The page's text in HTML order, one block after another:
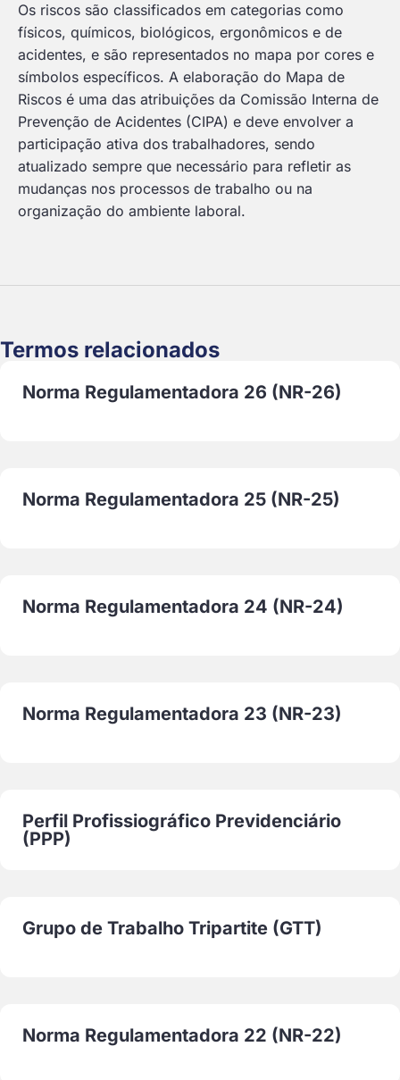
Os riscos são classificados em categorias como
físicos, químicos, biológicos, ergonômicos e de
acidentes, e são representados no mapa por cores e
símbolos específicos. A elaboração do Mapa de
Riscos é uma das atribuições da Comissão Interna de
Prevenção de Acidentes (CIPA) e deve envolver a
participação ativa dos trabalhadores, sendo
atualizado sempre que necessário para refletir as
mudanças nos processos de trabalho ou na
organização do ambiente laboral.
Termos relacionados
Norma Regulamentadora 26 (NR-26)
Norma Regulamentadora 25 (NR-25)
Norma Regulamentadora 24 (NR-24)
Norma Regulamentadora 23 (NR-23)
Perfil Profissiográfico Previdenciário
(PPP)
Grupo de Trabalho Tripartite (GTT)
Norma Regulamentadora 22 (NR-22)